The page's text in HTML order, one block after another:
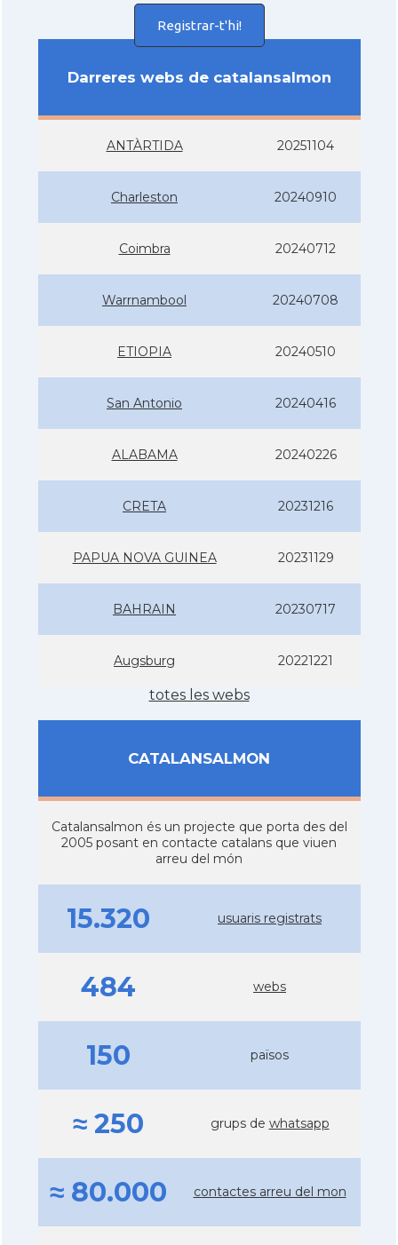
Registrar-t'hi!
Darreres webs de catalansalmon
ANTÀRTIDA 20251104
Charleston 20240910
Coimbra 20240712
Warrnambool 20240708
ETIOPIA 20240510
San Antonio 20240416
ALABAMA 20240226
CRETA 20231216
PAPUA NOVA GUINEA 20231129
BAHRAIN 20230717
Augsburg 20221221
totes les webs
CATALANSALMON
Catalansalmon és un projecte que porta des del
2005 posant en contacte catalans que viuen
arreu del món
15.320 usuaris registrats
484 webs
150 països
≈ 250 grups de whatsapp
≈ 80.000 contactes arreu del mon